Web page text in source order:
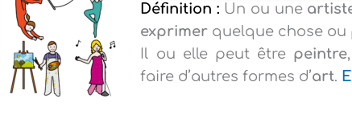
Définition : Un ou une
exprimer quelque chose ou
Il ou elle peut être peintre,
faire d’autres formes d’art.